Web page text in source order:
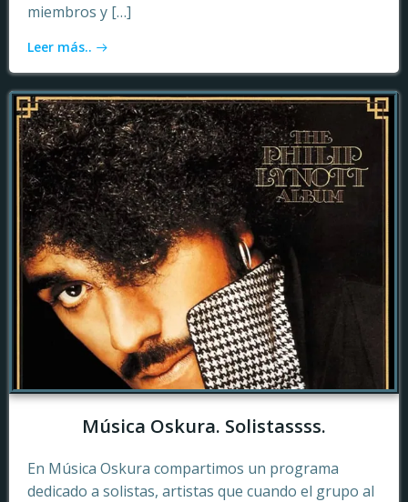
miembros y […]
Leer más..
Música Oskura. Solistassss.
En Música Oskura compartimos un programa
dedicado a solistas, artistas que cuando el grupo al